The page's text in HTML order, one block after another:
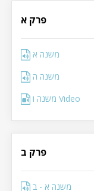
פרק א
משנה א
משנה ה
משנה ו Video
פרק ב
משנה א - ב